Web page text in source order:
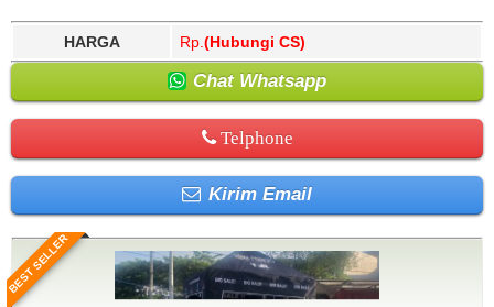
HARGA Rp. (Hubungi CS)
Chat Whatsapp
Telphone
Kirim Email
BEST SELLER